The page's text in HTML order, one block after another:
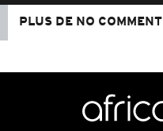
PLUS DE NO COMMENT